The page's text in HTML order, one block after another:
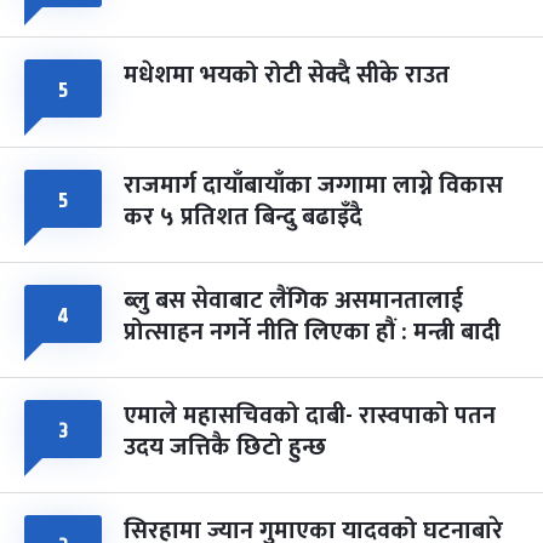
५ मधेशमा भयको रोटी सेक्दै सीके राउत
५ राजमार्ग दायाँबायाँका जग्गामा लाग्ने विकास
कर ५ प्रतिशत बिन्दु बढाइँदै
४ ब्लु बस सेवाबाट लैंगिक असमानतालाई
प्रोत्साहन नगर्ने नीति लिएका हौं : मन्त्री बादी
३ एमाले महासचिवको दाबी- रास्वपाको पतन
उदय जत्तिकै छिटो हुन्छ
सिरहामा ज्यान गुमाएका यादवको घटनाबारे